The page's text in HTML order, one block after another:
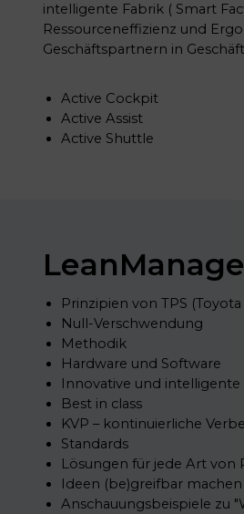
intelligente Fabrik ( Smart
Ressourceneffizienz und
Geschäftspartnern in
Active Cockpit
Active Assist
Active Shuttle
Prinzipien von TPS
Null-Verschwendung
Methodik
Hardware und Software
Innovative und intelligente
Best in class
KVP – kontinuierliche
Standards
Lösungen für jede Art von
Ideen (be)greifbar machen
Anschauungsbeispiele zu